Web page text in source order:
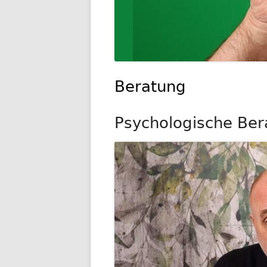
Beratung
Psychologische